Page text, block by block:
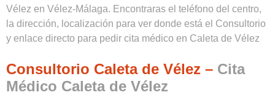
Vélez en Vélez-Málaga. Encontraras el teléfono del centro,
la dirección, localización para ver donde está el Consultorio
y enlace directo para pedir cita médico en Caleta de Vélez
Consultorio Caleta de Vélez – Cita
Médico Caleta de Vélez